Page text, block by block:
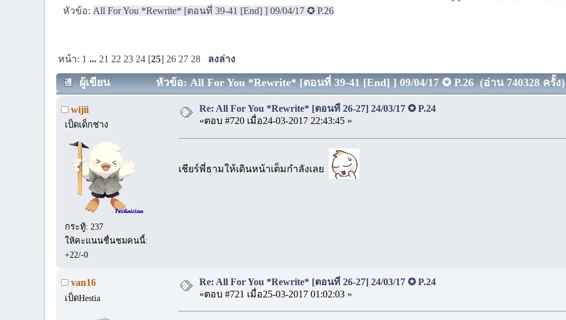
หัวข้อ: All For You *Rewrite* [ตอนที่ 39-41 [End] ] 09/04/17 ✪ P.26
หน้า: 1 ... 21 22 23 24 [25] 26 27 28 ลงล่าง
ผู้เขียน หัวข้อ: All For You *Rewrite* [ตอนที่ 39-41 [End] ] 09/04/17 ✪ P.26 (อ่าน 740328 ครั้ง)
wijii
เป็ดเด็กช่าง
กระทู้: 237
ให้คะแนนชื่นชมคนนี้:
+22/-0
Re: All For You *Rewrite* [ตอนที่ 26-27] 24/03/17 ✪ P.24
«ตอบ #720 เมื่อ24-03-2017 22:43:45 »
เชียร์พี่ธามให้เดินหน้าเต็มกำลังเลย
van16
เป็ดHestia
Re: All For You *Rewrite* [ตอนที่ 26-27] 24/03/17 ✪ P.24
«ตอบ #721 เมื่อ25-03-2017 01:02:03 »